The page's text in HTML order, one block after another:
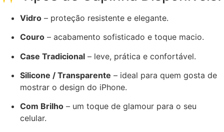
Vidro – proteção resistente e elegante.
Couro – acabamento sofisticado e toque macio.
Case Tradicional – leve, prática e confortável.
Silicone / Transparente – ideal para quem gosta de
mostrar o design do iPhone.
Com Brilho – um toque de glamour para o seu
celular.